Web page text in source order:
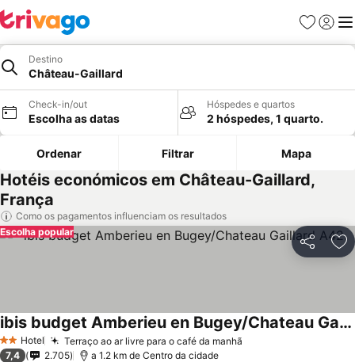
Favoritos
Iniciar
Destino
Château-Gaillard
Check-in/out
Escolha as datas
Hóspedes e quartos
2 hóspedes, 1 quarto.
Ordenar Filtrar Mapa
Hotéis económicos em Château-Gaillard,
França
Como os pagamentos influenciam os resultados
Partilhar
Escolha popular
2 Estrelas
Hotel Terraço ao ar livre para o café da manhã
ibis budget Amberieu en Bugey/Chateau Gaillard A42
7,4 2.705 a 1.2 km de Centro da cidade